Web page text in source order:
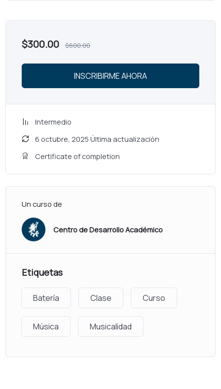
$300.00 $600.00
INSCRIBIRME AHORA
Intermedio
6 octubre, 2025 Última actualización
Certificate of completion
Un curso de
Centro de Desarrollo Académico
Etiquetas
Batería Clase Curso
Música Musicalidad